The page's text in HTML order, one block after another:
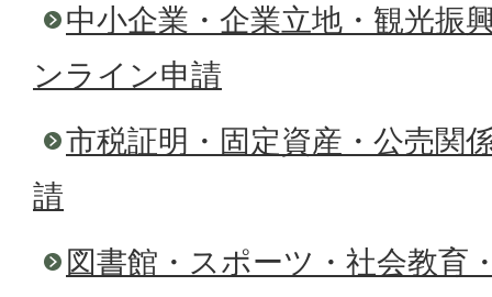
中小企業・企業立地・観光振
ンライン申請
市税証明・固定資産・公売関
請
図書館・スポーツ・社会教育